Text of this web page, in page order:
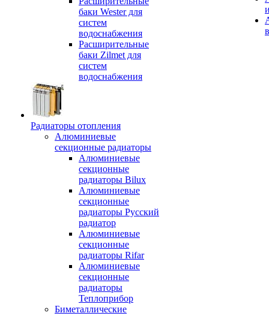
баки Wester для
систем
водоснабжения
Расширительные
баки Zilmet для
систем
водоснабжения
Радиаторы отопления
Алюминиевые
секционные радиаторы
Алюминиевые
секционные
радиаторы Bilux
Алюминиевые
секционные
радиаторы Русский
радиатор
Алюминиевые
секционные
радиаторы Rifar
Алюминиевые
секционные
радиаторы
Теплоприбор
Биметаллические